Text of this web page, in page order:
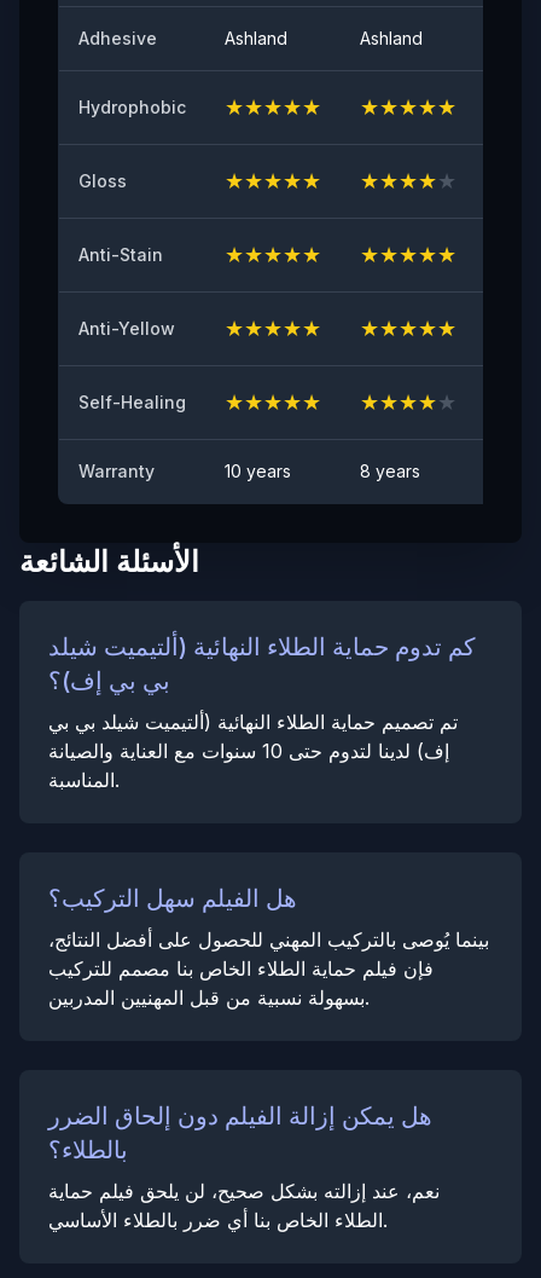
اللاصق الأولي
≤2
مقاومة البقع
لا توجد بقع مرئية
Adhesive Ashland Ashland
Hydrophobic ★★★★★ ★★★★★
Gloss ★★★★★ ★★★★★
Anti-Stain ★★★★★ ★★★★★
Anti-Yellow ★★★★★ ★★★★★
Self-Healing ★★★★★ ★★★★★
Warranty 10 years 8 years
الأسئلة الشائعة
كم تدوم حماية الطلاء النهائية (ألتيميت شيلد
بي بي إف)؟
تم تصميم حماية الطلاء النهائية (ألتيميت شيلد بي بي
إف) لدينا لتدوم حتى 10 سنوات مع العناية والصيانة
المناسبة.
هل الفيلم سهل التركيب؟
بينما يُوصى بالتركيب المهني للحصول على أفضل النتائج،
فإن فيلم حماية الطلاء الخاص بنا مصمم للتركيب
بسهولة نسبية من قبل المهنيين المدربين.
هل يمكن إزالة الفيلم دون إلحاق الضرر
بالطلاء؟
نعم، عند إزالته بشكل صحيح، لن يلحق فيلم حماية
الطلاء الخاص بنا أي ضرر بالطلاء الأساسي.